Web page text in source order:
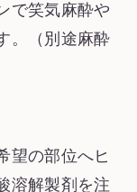
で笑気麻酔や
。（別途麻酔
望の部位へヒ
溶解製剤を注